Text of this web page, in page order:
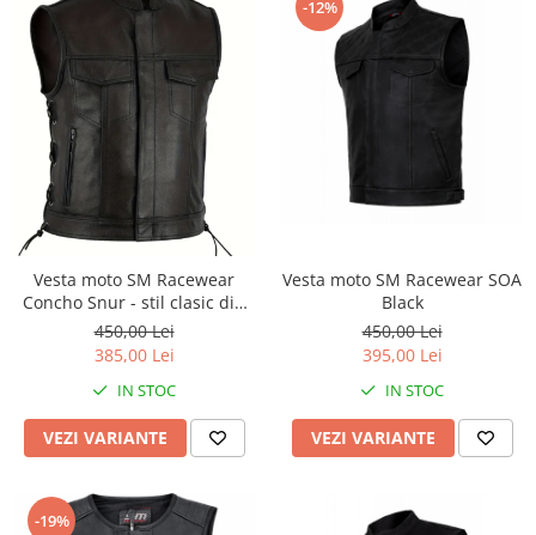
Vesta moto SM Racewear
Concho Snur - stil clasic din
piele naturala, cu snururi
laterale și detalii metalice
rezistente
450,00 Lei
385,00 Lei
IN STOC
VEZI VARIANTE
-12%
Vesta moto SM Racewear SOA
Black
450,00 Lei
395,00 Lei
IN STOC
VEZI VARIANTE
-19%